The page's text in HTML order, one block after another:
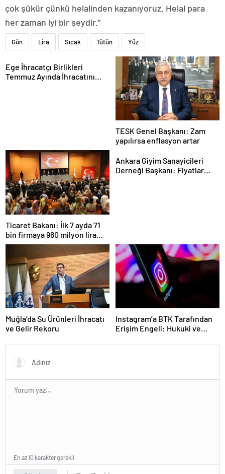
çok şükür çünkü helalinden kazanıyoruz. Helal para
her zaman iyi bir şeydir.”
Gün Lira Sıcak Tütün Yüz
Ege İhracatçı Birlikleri
Temmuz Ayında İhracatını
TESK Genel Başkanı: Zam
yapılırsa enflasyon artar
Ticaret Bakanı: İlk 7 ayda 71
bin firmaya 960 milyon lira
ceza uygulandı
Ankara Giyim Sanayicileri
Derneği Başkanı: Fiyatlar
Muğla’da Su Ürünleri İhracatı
ve Gelir Rekoru
Instagram’a BTK Tarafından
Erişim Engeli: Hukuki ve
En az 10 karakter gerekli